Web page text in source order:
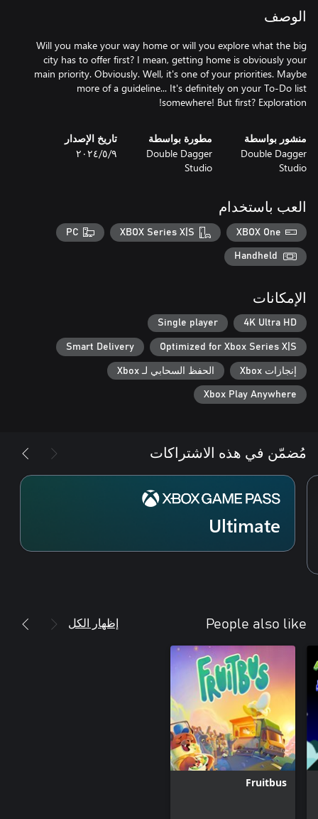
الوصف
Will you make your way home or will you explore what the big
city has to offer first? I mean, getting home is obviously your
main priority. Obviously. Well, it's one of your priorities. Maybe
more of a guideline... It's definitely on your To-Do list
somewhere! But first? Exploration!
منشور بواسطة
Double Dagger
Studio
مطورة بواسطة
Double Dagger
Studio
تاريخ الإصدار
٩‏/٥‏/٢٠٢٤
العب باستخدام
XBOX One
XBOX Series X|S
PC
Handheld
الإمكانات
4K Ultra HD
Single player
Optimized for Xbox Series X|S
Smart Delivery
إنجازات Xbox الحفظ السحابي لـ Xbox
Xbox Play Anywhere
مُضمّن في هذه الاشتراكات
Ultimate
People also like إظهار الكل
Fruitbus